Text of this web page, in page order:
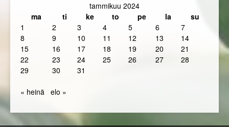
tammikuu 2024
ma
ti ke to pe la
su
1
2 3 4 5 6
7
8
9 10 11 12 13
14
15
16 17 18 19 20
21
22
23 24 25 26 27
28
29
30 31
« heinä elo »